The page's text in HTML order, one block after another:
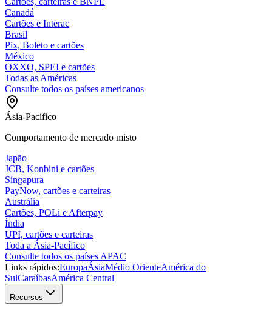
Canadá
Cartões e Interac
Brasil
Pix, Boleto e cartões
México
OXXO, SPEI e cartões
Todas as Américas
Consulte todos os países americanos
Ásia-Pacífico
Comportamento de mercado misto
Japão
JCB, Konbini e cartões
Singapura
PayNow, cartões e carteiras
Austrália
Cartões, POLi e Afterpay
Índia
UPI, cartões e carteiras
Toda a Ásia-Pacífico
Consulte todos os países APAC
Links rápidos:EuropaÁsiaMédio OrienteAmérica do
SulCaraíbasAmérica Central
Recursos